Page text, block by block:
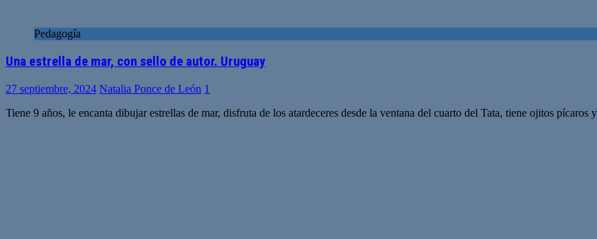
Pedagogía
Una estrella de mar, con sello de autor. Uruguay
27 septiembre, 2024 Natalia Ponce de León 1
Tiene 9 años, le encanta dibujar estrellas de mar, disfruta de los atardeceres desde la ventana del cuarto del Tata, tiene ojitos